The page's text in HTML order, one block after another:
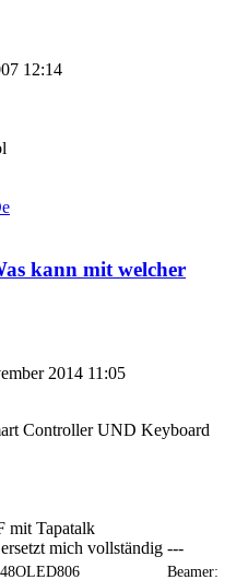
12:14
kann mit welcher
2014 11:05
Controller UND Keyboard
mit Tapatalk
mich vollständig ---
Beamer: